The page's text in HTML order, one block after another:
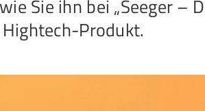
Sie ihn bei „Seeger –
Produkt.